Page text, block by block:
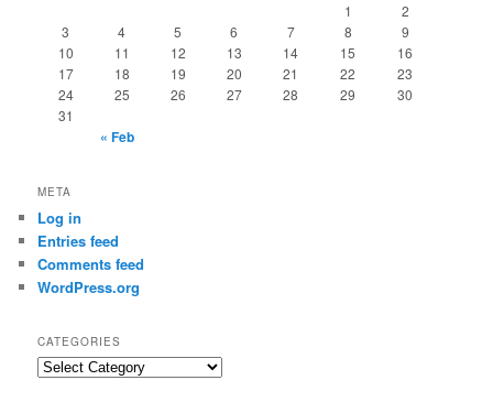
1
2
3
4 5 6 7 8
9
10
11 12 13 14 15
16
17
18 19 20 21 22
23
24
25 26 27 28 29
30
31
« Feb
META
Log in
Entries feed
Comments feed
WordPress.org
CATEGORIES
Categories